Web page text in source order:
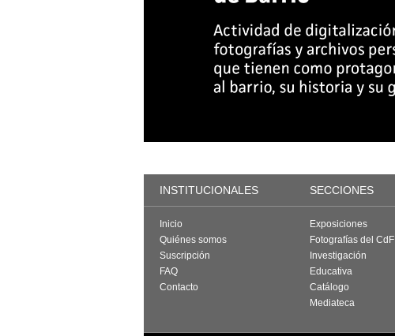
INSTITUCIONALES SECCIONES
Inicio
Quiénes somos
Suscripción
FAQ
Contacto
Exposiciones
Fotografías del CdF
Investigación
Educativa
Catálogo
Mediateca